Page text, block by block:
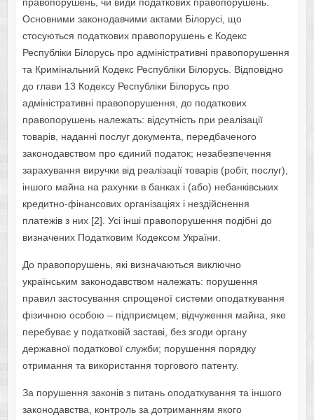
правопорушень, чи види податкових правопорушень.
Основними законодавчими актами Білорусі, що
стосуються податкових правопорушень є Кодекс
Республіки Білорусь про адміністративні правопорушення
та Кримінальний Кодекс Республіки Білорусь. Відповідно
до глави 13 Кодексу Республіки Білорусь про
адміністративні правопорушення, до податкових
правопорушень належать: відсутність при реалізації
товарів, наданні послуг документа, передбаченого
законодавством про єдиний податок; незабезпечення
зарахування виручки від реалізації товарів (робіт, послуг),
іншого майна на рахунки в банках і (або) небанківських
кредитно-фінансових організаціях і нездійснення
платежів з них [2]. Усі інші правопорушення подібні до
визначених Податковим Кодексом України.
До правопорушень, які визначаються виключно
українським законодавством належать: порушення
правил застосування спрощеної системи оподаткування
фізичною особою – підприємцем; відчуження майна, яке
перебуває у податковій заставі, без згоди органу
державної податкової служби; порушення порядку
отримання та використання торгового патенту.
За порушення законів з питань оподаткування та іншого
законодавства, контроль за дотриманням якого